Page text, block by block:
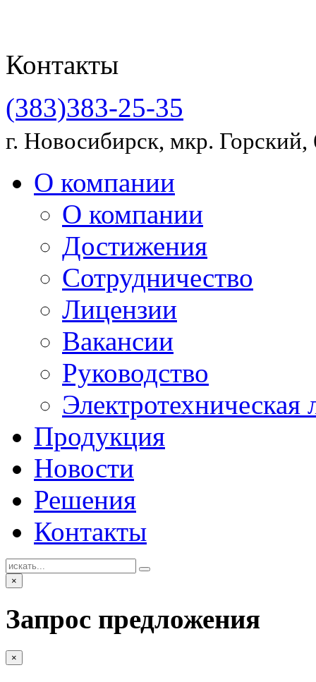
Контакты
(383)383-25-35
г. Новосибирск, мкр.
О компании
О компании
Достижения
Сотрудничество
Лицензии
Вакансии
Руководство
Электротехническая
Продукция
Новости
Решения
Контакты
×
Запрос предложения
×